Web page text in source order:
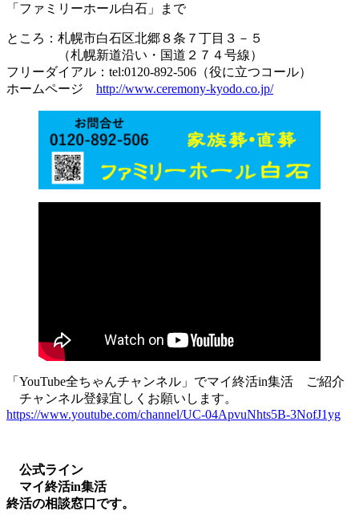
「ファミリーホール白石」まで
ところ：札幌市白石区北郷８条７丁目３－５
（札幌新道沿い・国道２７４号線）
フリーダイアル：tel:0120-892-506（役に立つコール）
ホームページ http://www.ceremony-kyodo.co.jp/
「YouTube全ちゃんチャンネル」でマイ終活in集活 ご紹介
チャンネル登録宜しくお願いします。
https://www.youtube.com/channel/UC-04ApvuNhts5B-3NofJ1yg
公式ライン
マイ終活in集活
終活の相談窓口です。